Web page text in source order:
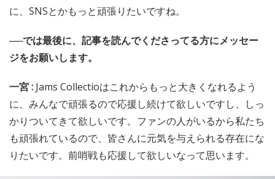
に、SNSとかもっと頑張りたいですね。
──では最後に、記事を読んでくださってる方にメッセー
ジをお願いします。
一宮 : Jams Collectioはこれからもっと大きくなれるよう
に、みんなで頑張るので応援し続けて欲しいですし、しっ
かりついてきて欲しいです。ファンの人がいるから私たち
も頑張れているので、皆さんに元気を与えられる存在にな
りたいです。前哨戦も応援して欲しいなって思います。